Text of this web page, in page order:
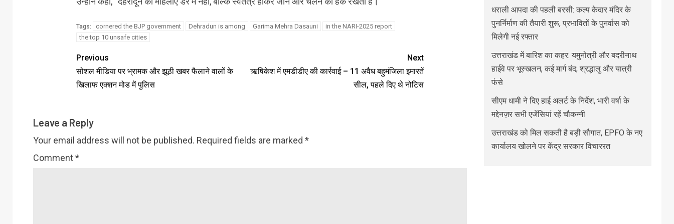
Tags: cornered the BJP government Dehradun is among Garima Mehra Dasauni
in the NARI-2025 report
the top 10 unsafe cities
Previous
सोशल मीडिया पर भ्रामक और झूठी खबर फैलाने वालों के
खिलाफ एक्शन मोड में पुलिस
Next
ऋषिकेश में एमडीडीए की कार्रवाई – 11 अवैध बहुमंजिला इमारतें
सील, पहले दिए थे नोटिस
Leave a Reply
Your email address will not be published. Required fields are marked *
Comment*
धराली आपदा की पहली बरसी: कल्प केदार मंदिर के
पुनर्निर्माण की तैयारी शुरू, प्रभावितों के पुनर्वास को
मिलेगी नई रफ्तार
उत्तराखंड में बारिश का कहर: यमुनोत्री और बदरीनाथ
हाईवे पर भूस्खलन, कई मार्ग बंद; श्रद्धालु और यात्री
फंसे
सीएम धामी ने दिए हाई अलर्ट के निर्देश, भारी वर्षा के
मद्देनज़र सभी एजेंसियां रहें चौकन्नी
उत्तराखंड को मिल सकती है बड़ी सौगात, EPFO के नए
कार्यालय खोलने पर केंद्र सरकार विचाररत